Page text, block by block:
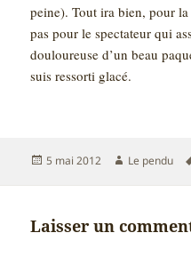
peine). Tout ira bien, pour
pas pour le spectateur qui
douloureuse d’un beau
suis ressorti glacé.
Publié
5 mai 2012 Auteur
Le pendu
Laisser un